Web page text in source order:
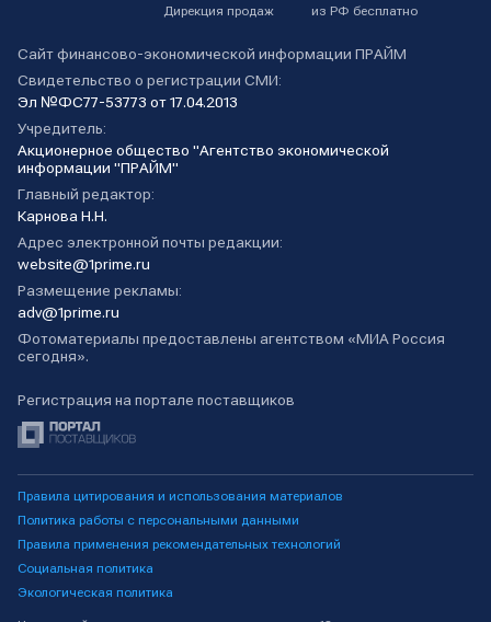
Дирекция продаж из РФ бесплатно
Сайт финансово-экономической информации ПРАЙМ
Свидетельство о регистрации СМИ:
Эл №ФС77-53773 от 17.04.2013
Учредитель:
Акционерное общество "Агентство экономической
информации "ПРАЙМ"
Главный редактор:
Карнова Н.Н.
Адрес электронной почты редакции:
website@1prime.ru
Размещение рекламы:
adv@1prime.ru
Фотоматериалы предоставлены агентством «МИА Россия
сегодня».
Регистрация на портале поставщиков
Правила цитирования и использования материалов
Политика работы с персональными данными
Правила применения рекомендательных технологий
Социальная политика
Экологическая политика